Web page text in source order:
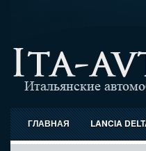
ГЛАВНАЯ LANCIA